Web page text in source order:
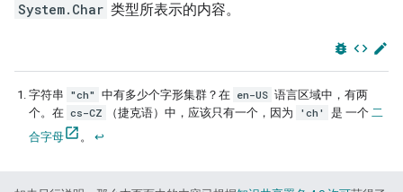
System.Char 类型所表示的内容。
bug_report code edit
字符串 "ch" 中有多少个字形集群？在 en-US 语言区域中，有两
个。在 cs-CZ （捷克语）中，应该只有一个，因为 'ch' 是 一个 二
合字母
。 ↩